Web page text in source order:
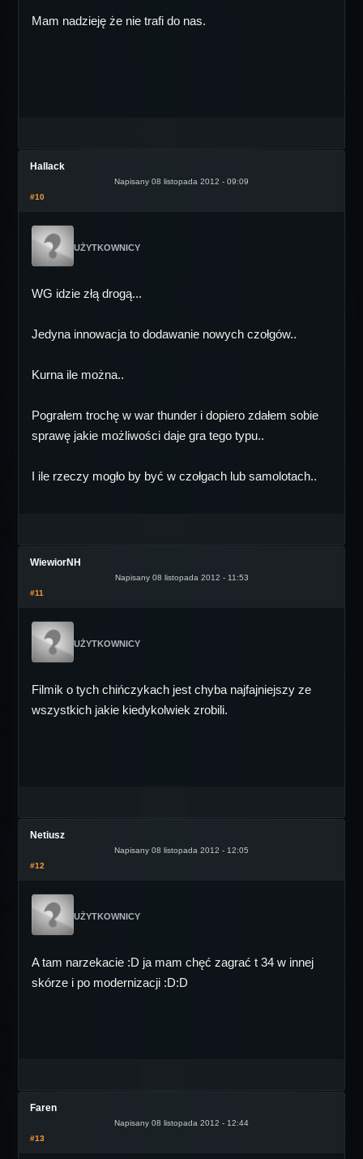
Mam nadzieję że nie trafi do nas.
Hallack
Napisany 08 listopada 2012 - 09:09
#10
UŻYTKOWNICY
WG idzie złą drogą...
Jedyna innowacja to dodawanie nowych czołgów..
Kurna ile można..
Pograłem trochę w war thunder i dopiero zdałem sobie
sprawę jakie możliwości daje gra tego typu..
I ile rzeczy mogło by być w czołgach lub samolotach..
WiewiorNH
Napisany 08 listopada 2012 - 11:53
#11
UŻYTKOWNICY
Filmik o tych chińczykach jest chyba najfajniejszy ze
wszystkich jakie kiedykolwiek zrobili.
Netiusz
Napisany 08 listopada 2012 - 12:05
#12
UŻYTKOWNICY
A tam narzekacie :D ja mam chęć zagrać t 34 w innej
skórze i po modernizacji :D:D
Faren
Napisany 08 listopada 2012 - 12:44
#13